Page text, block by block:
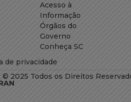
Acesso à
Informação
Órgãos do
Governo
Conheça SC
de privacidade
2025 Todos os Direitos